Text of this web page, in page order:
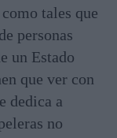
tales que
personas
un Estado
que ver con
dedica a
no